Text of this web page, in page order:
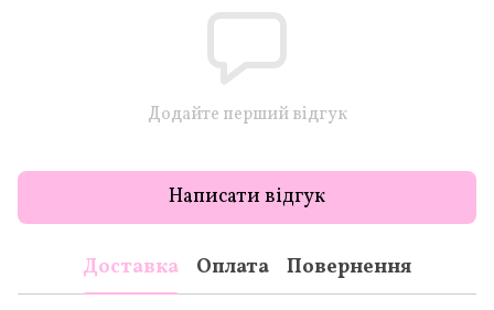
Додайте перший відгук
Написати відгук
Доставка Оплата Повернення